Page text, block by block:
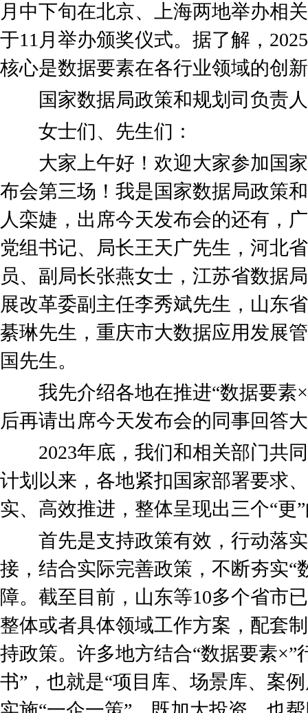
月中下旬在北京、上海两地举办相
于11月举办颁奖仪式。据了解，
核心是数据要素在各行业领域的创
国家数据局政策和规划司负责人
女士们、先生们：
大家上午好！欢迎大家参加国家
布会第三场！我是国家数据局政策
人栾婕，出席今天发布会的还有，
党组书记、局长王天广先生，河北
员、副局长张燕女士，江苏省数据
展改革委副主任李秀斌先生，山东
綦琳先生，重庆市大数据应用发展
国先生。
我先介绍各地在推进“数据要素
后再请出席今天发布会的同事回答
2023年底，我们和相关部门共同
计划以来，各地紧扣国家部署要求
实、高效推进，整体呈现出三个“更
首先是支持政策有效，行动落实
接，结合实际完善政策，不断夯实“
障。截至目前，山东等10多个省市
整体或者具体领域工作方案，配套
持政策。许多地方结合“数据要素×”
书”，也就是“项目库、场景库、案